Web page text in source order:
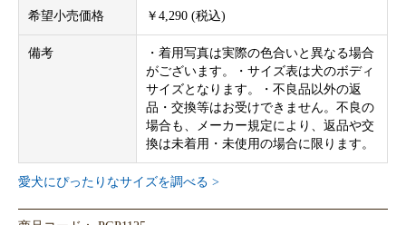
希望小売価格 ￥4,290 (税込)
備考
・着用写真は実際の色合いと異なる場合
がございます。・サイズ表は犬のボディ
サイズとなります。・不良品以外の返
品・交換等はお受けできません。不良の
場合も、メーカー規定により、返品や交
換は未着用・未使用の場合に限ります。
愛犬にぴったりなサイズを調べる >